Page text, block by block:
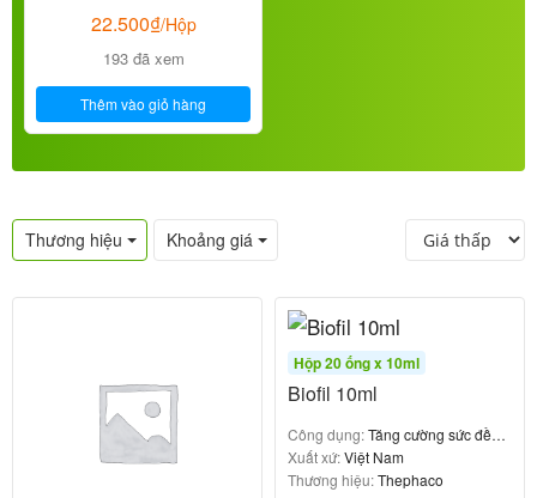
22.500₫/Hộp
193 đã xem
Thêm vào giỏ hàng
Thương hiệu Khoảng giá
Hộp 20 ống x 10ml
Biofil 10ml
Công dụng:Tăng cường sức đề
kháng
Xuất xứ:Việt Nam
Thương hiệu:Thephaco